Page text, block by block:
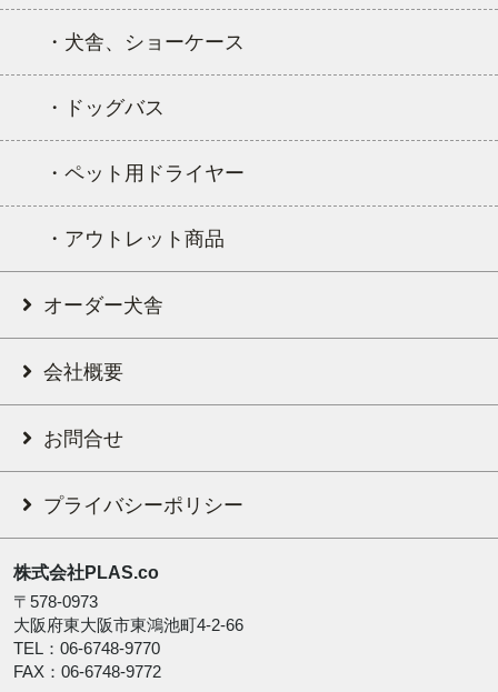
・犬舎、ショーケース
・ドッグバス
・ペット用ドライヤー
・アウトレット商品
オーダー犬舎
会社概要
お問合せ
プライバシーポリシー
株式会社PLAS.co
〒578-0973
大阪府東大阪市東鴻池町4-2-66
TEL：06-6748-9770
FAX：06-6748-9772